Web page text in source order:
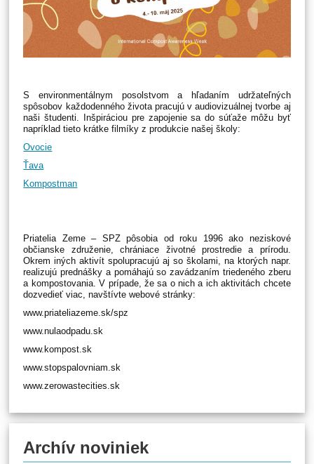
S environmentálnym posolstvom a hľadaním udržateľných
spôsobov každodenného života pracujú v audiovizuálnej tvorbe aj
naši študenti. Inšpiráciou pre zapojenie sa do súťaže môžu byť
napríklad tieto krátke filmíky z produkcie našej školy:
Ovocie
Ťava
Kompostman
Priatelia Zeme – SPZ pôsobia od roku 1996 ako neziskové
občianske združenie, chrániace životné prostredie a prírodu.
Okrem iných aktivít spolupracujú aj so školami, na ktorých napr.
realizujú prednášky a pomáhajú so zavádzaním triedeného zberu
a kompostovania. V prípade, že sa o nich a ich aktivitách chcete
dozvedieť viac, navštívte webové stránky:
www.priateliazeme.sk/spz
www.nulaodpadu.sk
www.kompost.sk
www.stopspalovniam.sk
www.zerowastecities.sk
Archív noviniek